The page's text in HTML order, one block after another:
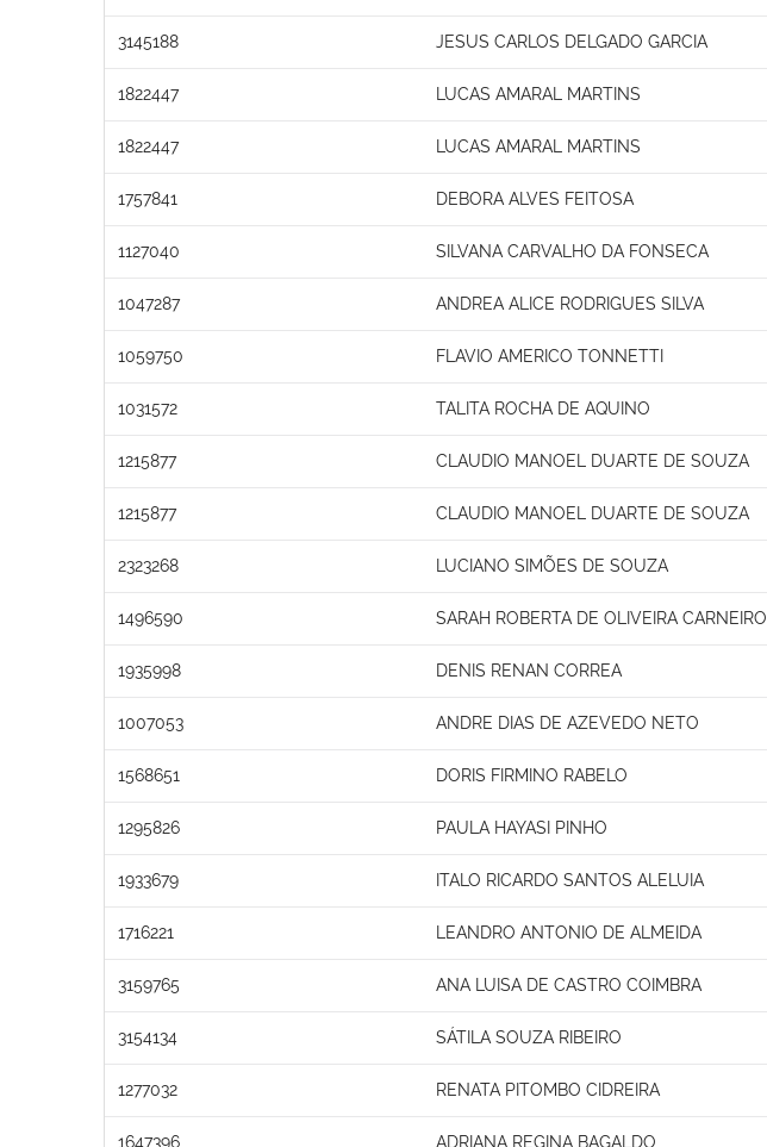
3145188 JESUS CARLOS DELGADO GARCIA
1822447 LUCAS AMARAL MARTINS
1822447 LUCAS AMARAL MARTINS
1757841 DEBORA ALVES FEITOSA
1127040 SILVANA CARVALHO DA FONSECA
1047287 ANDREA ALICE RODRIGUES SILVA
1059750 FLAVIO AMERICO TONNETTI
1031572 TALITA ROCHA DE AQUINO
1215877 CLAUDIO MANOEL DUARTE DE SOUZA
1215877 CLAUDIO MANOEL DUARTE DE SOUZA
2323268 LUCIANO SIMÕES DE SOUZA
1496590 SARAH ROBERTA DE OLIVEIRA CARNEIRO
1935998 DENIS RENAN CORREA
1007053 ANDRE DIAS DE AZEVEDO NETO
1568651 DORIS FIRMINO RABELO
1295826 PAULA HAYASI PINHO
1933679 ITALO RICARDO SANTOS ALELUIA
1716221 LEANDRO ANTONIO DE ALMEIDA
3159765 ANA LUISA DE CASTRO COIMBRA
3154134 SÁTILA SOUZA RIBEIRO
1277032 RENATA PITOMBO CIDREIRA
1647396 ADRIANA REGINA BAGALDO